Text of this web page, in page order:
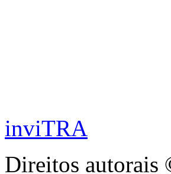
inviTRA
Direitos autorais